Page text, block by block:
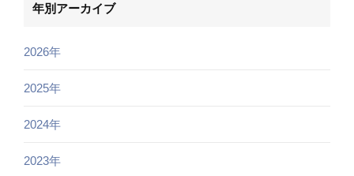
年別アーカイブ
2026年
2025年
2024年
2023年